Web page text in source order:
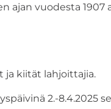
ajan vuodesta 1907
ja kiität lahjoittajia.
2.-8.4.2025